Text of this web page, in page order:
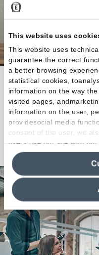
This website uses
This website uses
guarantee the correct
a better browsing
statistical cookies,
information on the way
visited pages,
information on the user,
providesocial media
consent of the user, we
users use our site with
media analytics partners,
information in their
clicking on "Reject", it
the site after installing
information see the
Questa collezione
pietra di Varana,